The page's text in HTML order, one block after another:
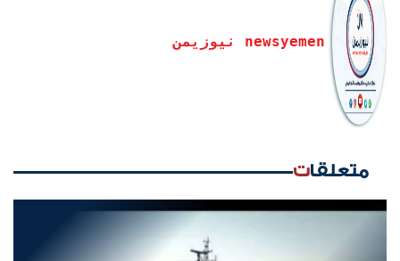
newsyemen نيوزيمن
متعلقات